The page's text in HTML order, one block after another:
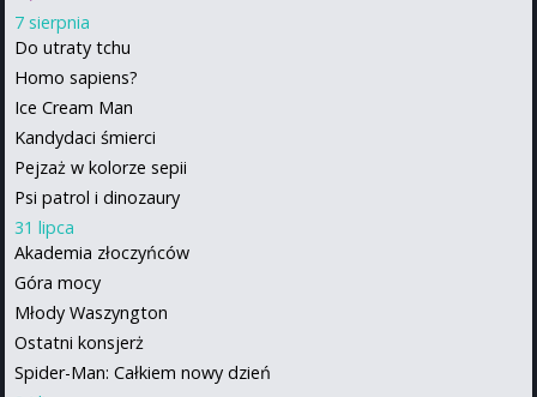
7 sierpnia
Do utraty tchu
Homo sapiens?
Ice Cream Man
Kandydaci śmierci
Pejzaż w kolorze sepii
Psi patrol i dinozaury
31 lipca
Akademia złoczyńców
Góra mocy
Młody Waszyngton
Ostatni konsjerż
Spider-Man: Całkiem nowy dzień